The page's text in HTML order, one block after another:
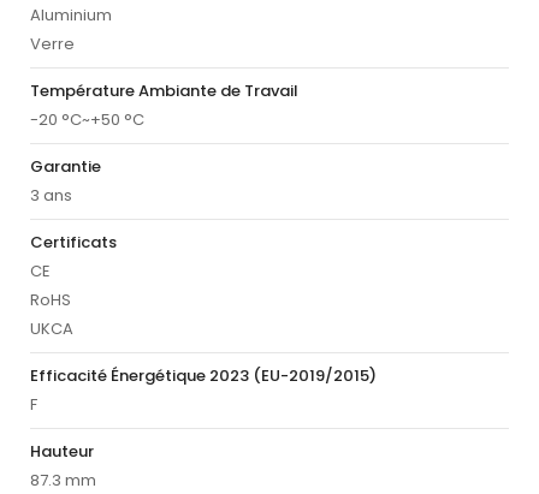
Aluminium
Verre
Température Ambiante de Travail
-20 °C~+50 °C
Garantie
3 ans
Certificats
CE
RoHS
UKCA
Efficacité Énergétique 2023 (EU-2019/2015)
F
Hauteur
87.3 mm